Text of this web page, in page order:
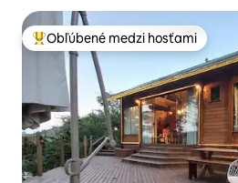
Najobľúbenejšie medzi hosťami
Obľúbené medzi hosťami